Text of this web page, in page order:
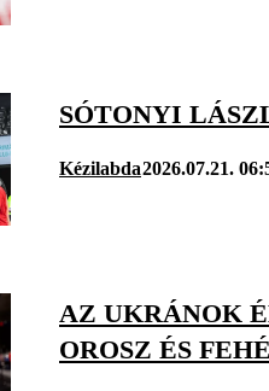
SÓTONYI
Kézilabda2026.07.21.
AZ UKRÁNOK
OROSZ ÉS